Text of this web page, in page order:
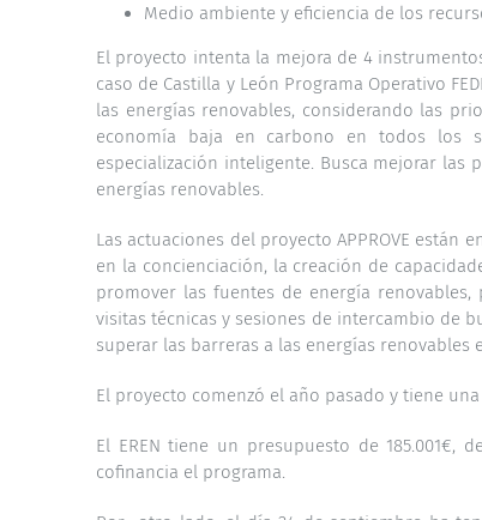
Medio ambiente y eficiencia de los
El proyecto intenta la mejora de 4
caso de Castilla y León Programa Operativo
las energías renovables, considerando las
economía baja en carbono en todos los
especialización inteligente. Busca mejorar
energías renovables.
Las actuaciones del proyecto APPROVE
en la concienciación, la creación de
promover las fuentes de energía
visitas técnicas y sesiones de intercambio de
superar las barreras a las energías
El proyecto comenzó el año pasado y tiene
El EREN tiene un presupuesto de 185.001€,
cofinancia el programa.